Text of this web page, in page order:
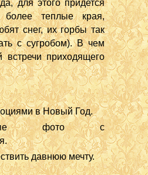
для этого придется
более теплые края,
снег, их горбы так
с сугробом). В чем
встречи приходящего
в Новый Год.
фото с
давнюю мечту.